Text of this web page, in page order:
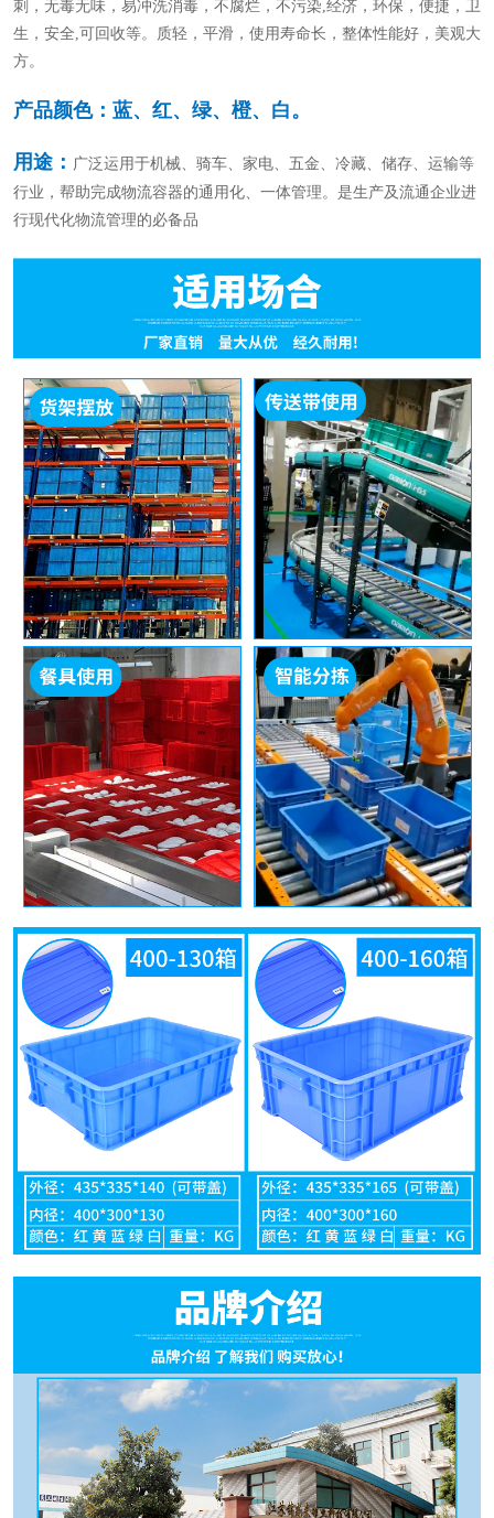
刺，无毒无味，易冲洗消毒，不腐烂，不污染,经济，环保，便捷，卫
生，安全,可回收等。质轻，平滑，使用寿命长，整体性能好，美观大
方。
产品颜色：蓝、红、绿、橙、白。
用途： 广泛运用于机械、骑车、家电、五金、冷藏、储存、运输等
行业，帮助完成物流容器的通用化、一体管理。是生产及流通企业进
行现代化物流管理的必备品